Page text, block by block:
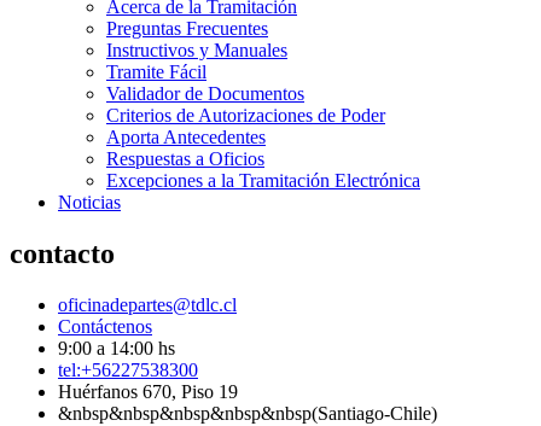
Acerca de la Tramitación
Preguntas Frecuentes
Instructivos y Manuales
Tramite Fácil
Validador de Documentos
Criterios de Autorizaciones de Poder
Aporta Antecedentes
Respuestas a Oficios
Excepciones a la Tramitación Electrónica
Noticias
contacto
oficinadepartes@tdlc.cl
Contáctenos
9:00 a 14:00 hs
tel:+56227538300
Huérfanos 670, Piso 19
&nbsp&nbsp&nbsp&nbsp&nbsp(Santiago-Chile)